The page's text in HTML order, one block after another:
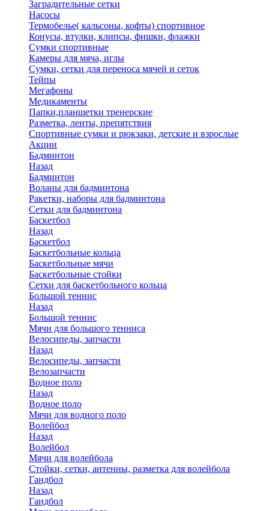
Заградительные сетки
Насосы
Термобелье( кальсоны, кофты) спортивное
Конусы, втулки, клипсы, фишки, флажки
Сумки спортивные
Камеры для мяча, иглы
Сумки, сетки для переноса мячей и сеток
Тейпы
Мегафоны
Медикаменты
Папки,планшетки тренерские
Разметка, ленты, препятствия
Спортивные сумки и рюкзаки, детские и взрослые
Акции
Бадминтон
Назад
Бадминтон
Воланы для бадминтона
Ракетки, наборы для бадминтона
Сетки для бадминтона
Баскетбол
Назад
Баскетбол
Баскетбольные кольца
Баскетбольные мячи
Баскетбольные стойки
Сетки для баскетбольного кольца
Большой теннис
Назад
Большой теннис
Мячи для большого тенниса
Велосипеды, запчасти
Назад
Велосипеды, запчасти
Велозапчасти
Водное поло
Назад
Водное поло
Мячи для водного поло
Волейбол
Назад
Волейбол
Мячи для волейбола
Стойки, сетки, антенны, разметка для волейбола
Гандбол
Назад
Гандбол